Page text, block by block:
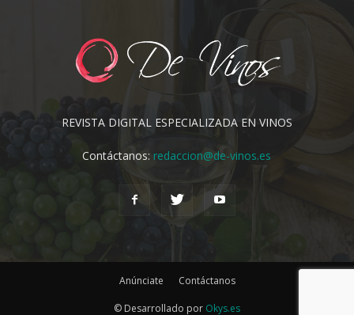
REVISTA DIGITAL ESPECIALIZADA EN VINOS
Contáctanos:redaccion@de-vinos.es
Anúnciate Contáctanos
© Desarrollado por Okys.es